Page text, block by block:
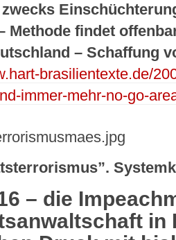
Methode findet
– Schaffung
brasilientexte.de/
immer-mehr-no-go-
– die
in